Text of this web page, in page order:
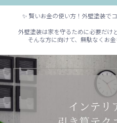
✨ 賢いお金の使い方！外壁塗装で
外壁塗装は家を守るために必要だけ
そんな方に向けて、無駄なくお
✨ シンプルでもおしゃれ！インテ
...